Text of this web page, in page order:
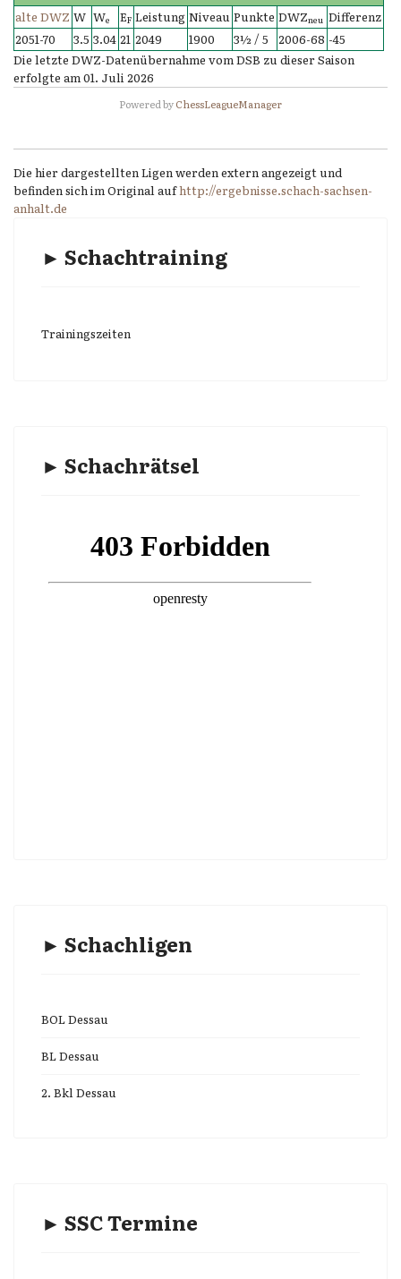
alte DWZ W We EF Leistung Niveau Punkte DWZneu Differenz
2051-70
3.5 3.04 21 2049 1900 3½ / 5 2006-68 -45
Die letzte DWZ-Datenübernahme vom DSB zu dieser Saison
erfolgte am 01. Juli 2026
Powered byChessLeagueManager
Die hier dargestellten Ligen werden extern angezeigt und
befinden sich im Original aufhttp://ergebnisse.schach-sachsen-
anhalt.de
► Schachtraining
Trainingszeiten
► Schachrätsel
► Schachligen
BOL Dessau
BL Dessau
2. Bkl Dessau
► SSC Termine